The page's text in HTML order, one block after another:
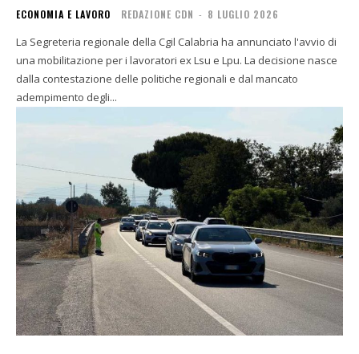
ECONOMIA E LAVORO REDAZIONE CDN - 8 LUGLIO 2026
La Segreteria regionale della Cgil Calabria ha annunciato l'avvio di
una mobilitazione per i lavoratori ex Lsu e Lpu. La decisione nasce
dalla contestazione delle politiche regionali e dal mancato
adempimento degli...